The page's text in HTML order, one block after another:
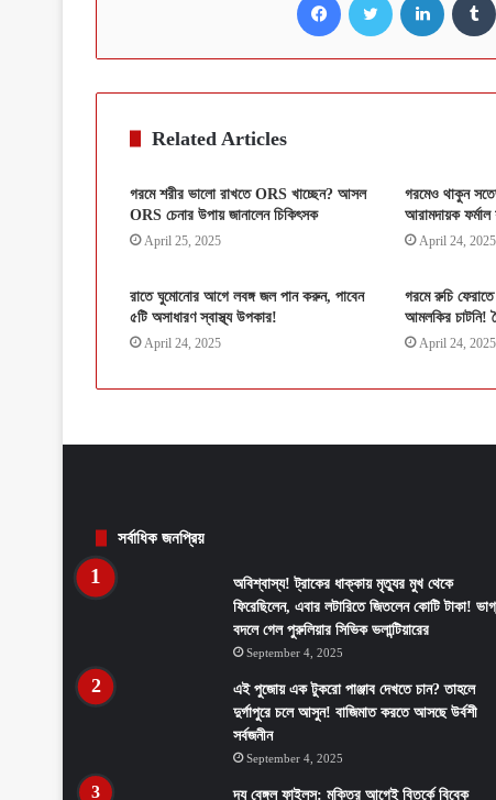
Related Articles
গরমে শরীর ভালো রাখতে ORS খাচ্ছেন? আসল
ORS চেনার উপায় জানালেন চিকিৎসক
April 25, 2025
গরমেও থাকুন
আরামদায়ক ফর্মাল
April 24, 2025
রাতে ঘুমোনোর আগে লবঙ্গ জল পান করুন, পাবেন
৫টি অসাধারণ স্বাস্থ্য উপকার!
April 24, 2025
গরমে রুচি
আমলকির চাটনি!
April 24, 2025
সর্বাধিক জনপ্রিয়
অবিশ্বাস্য! ট্রাকের ধাক্কায় মৃত্যুর মুখ থেকে
ফিরেছিলেন, এবার লটারিতে জিতলেন কোটি টাকা!
বদলে গেল পুরুলিয়ার সিভিক ভলান্টিয়ারের
September 4, 2025
এই পুজোয় এক টুকরো পাঞ্জাব দেখতে চান? তাহলে
দুর্গাপুরে চলে আসুন! বাজিমাত করতে আসছে উর্বশী
সর্বজনীন
September 4, 2025
দ্য বেঙ্গল ফাইলস: মুক্তির আগেই বিতর্কে বিবেক